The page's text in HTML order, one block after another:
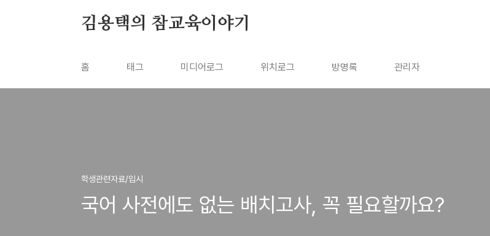
김용택의 참교육이야기
홈 태그 미디어로그 위치로그 방명록 관리자
학생관련자료/입시
국어 사전에도 없는 배치고사, 꼭 필요할까요?